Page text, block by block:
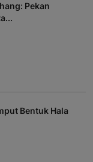
Pekan
Bentuk Hala